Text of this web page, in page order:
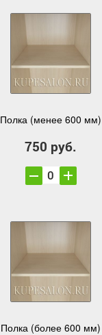
Полка (менее 600 мм)
750 руб.
Полка (более 600 мм)